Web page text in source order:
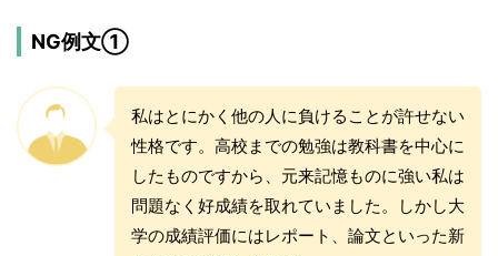
NG例文①
私はとにかく他の人に負けることが許せない
性格です。高校までの勉強は教科書を中心に
したものですから、元来記憶ものに強い私は
問題なく好成績を取れていました。しかし大
学の成績評価にはレポート、論文といった新